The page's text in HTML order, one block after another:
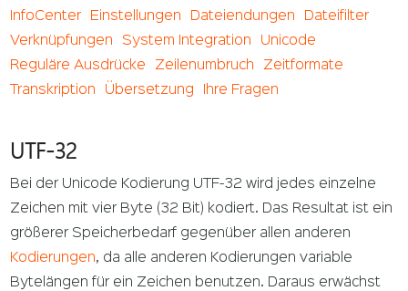
InfoCenter Einstellungen Dateiendungen
Dateifilter
Verknüpfungen
System Integration
Unicode
Reguläre Ausdrücke
Zeilenumbruch
Zeitformate
Transkription
Übersetzung Ihre Fragen
UTF-32
Bei der Unicode Kodierung UTF-32 wird jedes einzelne
Zeichen mit vier Byte (32 Bit) kodiert. Das Resultat ist ein
größerer Speicherbedarf gegenüber allen anderen
Kodierungen, da alle anderen Kodierungen variable
Bytelängen für ein Zeichen benutzen. Daraus erwächst